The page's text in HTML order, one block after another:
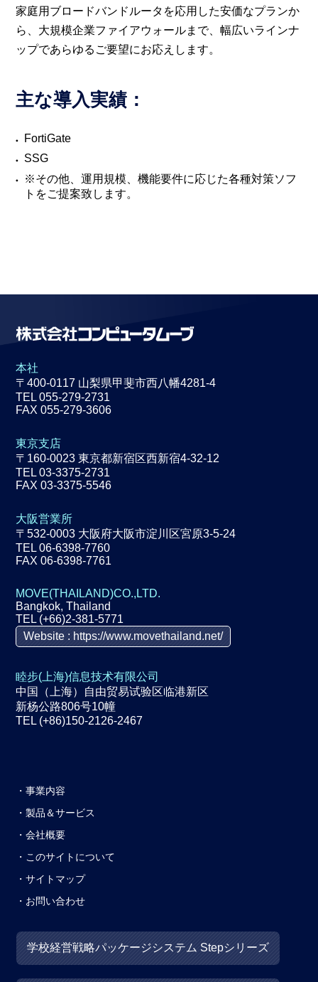
家庭用ブロードバンドルータを応用した安価なプランか
ら、大規模企業ファイアウォールまで、幅広いラインナ
ップであらゆるご要望にお応えします。
主な導入実績：
FortiGate
SSG
※その他、運用規模、機能要件に応じた各種対策ソフ
トをご提案致します。
本社
〒400-0117 山梨県甲斐市西八幡4281-4
TEL 055-279-2731
FAX 055-279-3606
東京支店
〒160-0023 東京都新宿区西新宿4-32-12
TEL 03-3375-2731
FAX 03-3375-5546
大阪営業所
〒532-0003 大阪府大阪市淀川区宮原3-5-24
TEL 06-6398-7760
FAX 06-6398-7761
MOVE(THAILAND)CO.,LTD.
Bangkok, Thailand
TEL (+66)2-381-5771
Website : https://www.movethailand.net/
睦步(上海)信息技术有限公司
中国（上海）自由贸易试验区临港新区
新杨公路806号10幢
TEL (+86)150-2126-2467
事業内容
製品＆サービス
会社概要
このサイトについて
サイトマップ
お問い合わせ
学校経営戦略パッケージシステム Stepシリーズ